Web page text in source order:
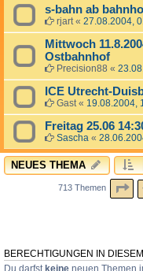
s-bahn ab
rjart« 27.08.2004,
Mittwoch
Ostbahnhof
Precision88 «
ICE Utrecht-
Gast« 19.08.2004,
Freitag 25.06
Sascha «
NEUES THEMA
713 Themen
BERECHTIGUNGEN IN